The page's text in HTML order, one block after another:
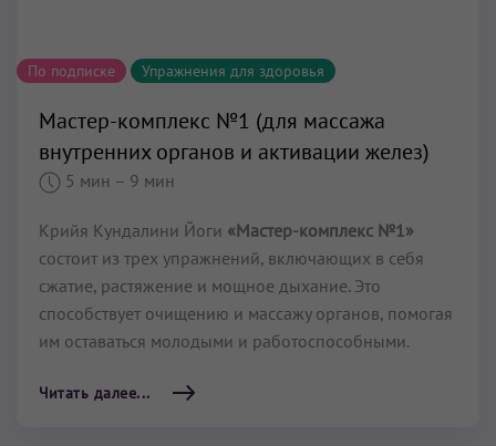
По подписке Упражнения для здоровья
Мастер-комплекс №1 (для массажа
внутренних органов и активации желез)
5 мин – 9 мин
Крийя Кундалини Йоги «Мастер-комплекс №1»
состоит из трех упражнений, включающих в себя
сжатие, растяжение и мощное дыхание. Это
способствует очищению и массажу органов, помогая
им оставаться молодыми и работоспособными.
Читать далее...